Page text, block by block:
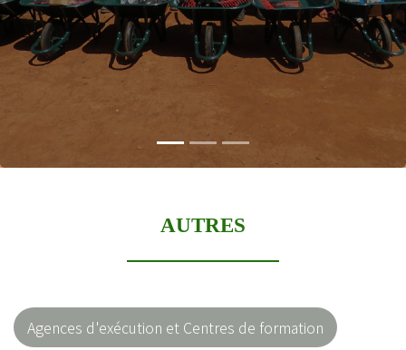
AUTRES
Agences d'exécution et Centres de formation